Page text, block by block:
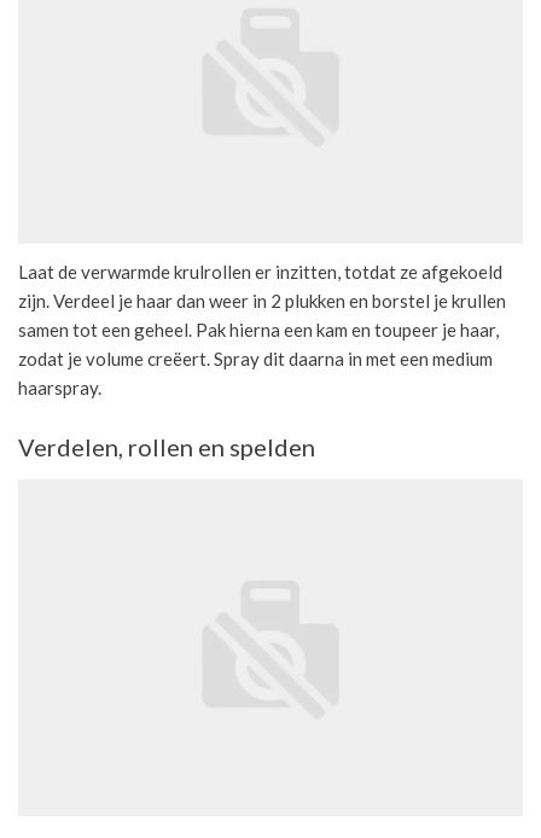
Laat de verwarmde krulrollen er inzitten, totdat ze afgekoeld
zijn. Verdeel je haar dan weer in 2 plukken en borstel je krullen
samen tot een geheel. Pak hierna een kam en toupeer je haar,
zodat je volume creëert. Spray dit daarna in met een medium
haarspray.
Verdelen, rollen en spelden